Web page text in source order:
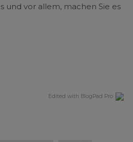
und vor allem, machen Sie es
Edited with BlogPad Pro